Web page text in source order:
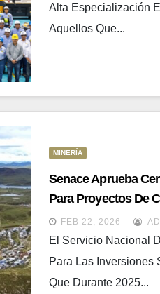
Alta Especialización
Aquellos Que...
MINERÍA
Senace Aprueba
Para Proyectos De
FEB 22, 2026
El Servicio Nacional
Para Las Inversiones
Que Durante 2025...